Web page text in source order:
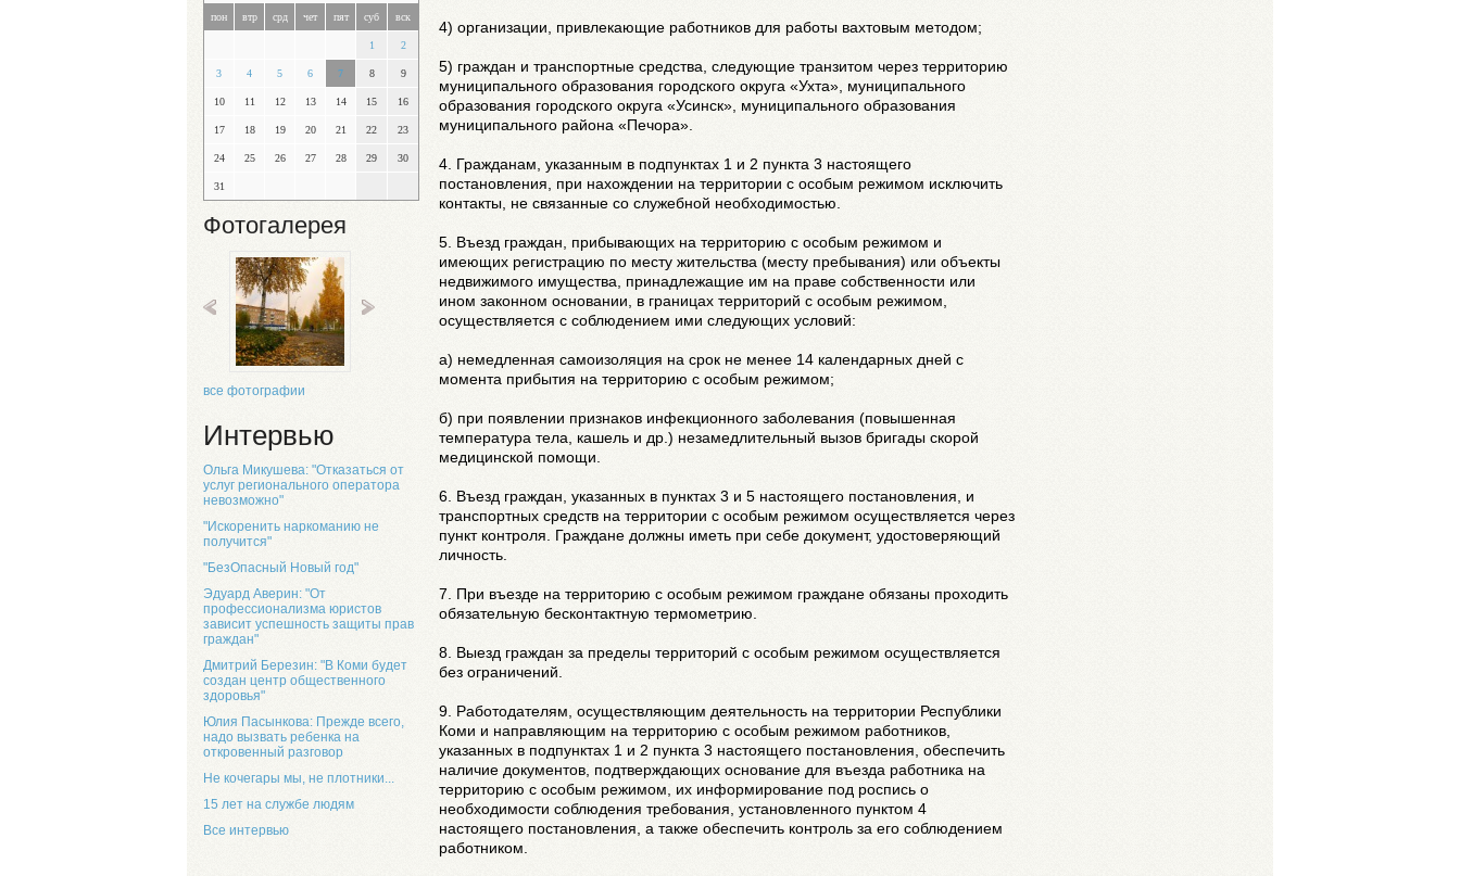
пон втр срд чет пят суб вск
1 2
3 4 5 6 7 8 9
10 11 12 13 14 15 16
17 18 19 20 21 22 23
24 25 26 27 28 29 30
31
Фотогалерея
все фотографии
Интервью
Ольга Микушева: "Отказаться от
услуг регионального оператора
невозможно"
"Искоренить наркоманию не
получится"
"БезОпасный Новый год"
Эдуард Аверин: "От
профессионализма юристов
зависит успешность защиты прав
граждан"
Дмитрий Березин: "В Коми будет
создан центр общественного
здоровья"
Юлия Пасынкова: Прежде всего,
надо вызвать ребенка на
откровенный разговор
Не кочегары мы, не плотники...
15 лет на службе людям
Все интервью
4) организации, привлекающие работников для работы вахтовым методом;
5) граждан и транспортные средства, следующие транзитом через территорию
муниципального образования городского округа «Ухта», муниципального
образования городского округа «Усинск», муниципального образования
муниципального района «Печора».
4. Гражданам, указанным в подпунктах 1 и 2 пункта 3 настоящего
постановления, при нахождении на территории с особым режимом исключить
контакты, не связанные со служебной необходимостью.
5. Въезд граждан, прибывающих на территорию с особым режимом и
имеющих регистрацию по месту жительства (месту пребывания) или объекты
недвижимого имущества, принадлежащие им на праве собственности или
ином законном основании, в границах территорий с особым режимом,
осуществляется с соблюдением ими следующих условий:
а) немедленная самоизоляция на срок не менее 14 календарных дней с
момента прибытия на территорию с особым режимом;
б) при появлении признаков инфекционного заболевания (повышенная
температура тела, кашель и др.) незамедлительный вызов бригады скорой
медицинской помощи.
6. Въезд граждан, указанных в пунктах 3 и 5 настоящего постановления, и
транспортных средств на территории с особым режимом осуществляется через
пункт контроля. Граждане должны иметь при себе документ, удостоверяющий
личность.
7. При въезде на территорию с особым режимом граждане обязаны проходить
обязательную бесконтактную термометрию.
8. Выезд граждан за пределы территорий с особым режимом осуществляется
без ограничений.
9. Работодателям, осуществляющим деятельность на территории Республики
Коми и направляющим на территорию с особым режимом работников,
указанных в подпунктах 1 и 2 пункта 3 настоящего постановления, обеспечить
наличие документов, подтверждающих основание для въезда работника на
территорию с особым режимом, их информирование под роспись о
необходимости соблюдения требования, установленного пунктом 4
настоящего постановления, а также обеспечить контроль за его соблюдением
работником.